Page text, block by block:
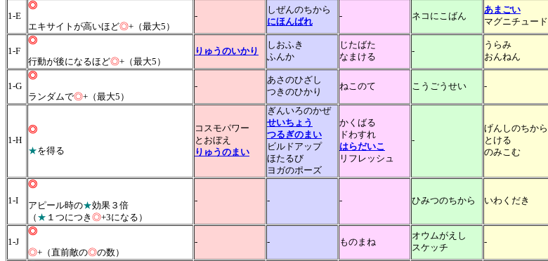
1-E
◎
エキサイトが高いほど◎+（最大5）
-
しぜんのちから
にほんばれ
- ネコにこばん
あまごい
マグニチュード
1-F
◎
行動が後になるほど◎+（最大5）
りゅうのいかり
しおふき
ふんか
じたばた
なまける
-
うらみ
おんねん
1-G
◎
ランダムで◎+（最大5）
-
あさのひざし
つきのひかり
ねこのて こうごうせい -
1-H
◎
★を得る
コスモパワー
とおぼえ
りゅうのまい
ぎんいろのかぜ
せいちょう
つるぎのまい
ビルドアップ
ほたるび
ヨガのポーズ
かくばる
ドわすれ
はらだいこ
リフレッシュ
-
げんしのちから
とける
のみこむ
1-I
◎
アピール時の★効果３倍
（ ★ １つにつき ◎+3になる）
- - - ひみつのちから いわくだき
1-J
◎
◎+（直前敵の◎の数）
- - ものまね
オウムがえし
スケッチ
-